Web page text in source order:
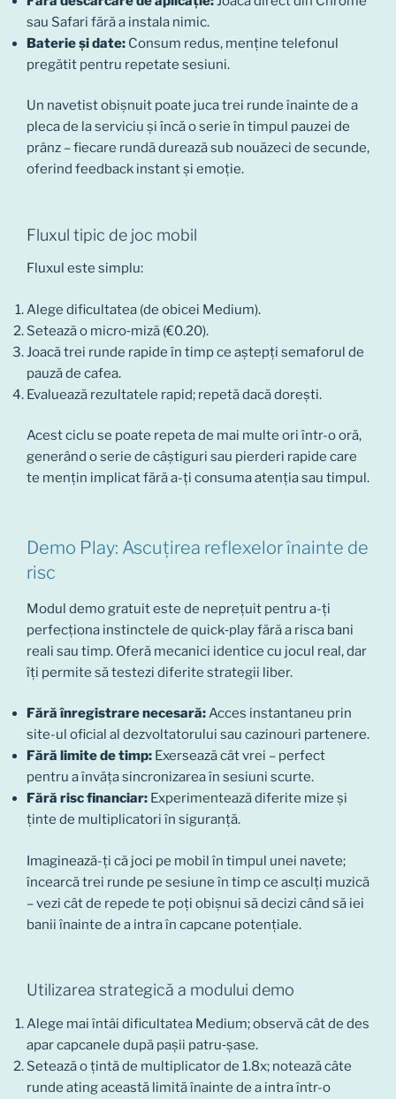
sau Safari fără a instala nimic.
Baterie și date: Consum redus, menține telefonul
pregătit pentru repetate sesiuni.
Un navetist obișnuit poate juca trei runde înainte de a
pleca de la serviciu și încă o serie în timpul pauzei de
prânz – fiecare rundă durează sub nouăzeci de secunde,
oferind feedback instant și emoție.
Fluxul tipic de joc mobil
Fluxul este simplu:
Alege dificultatea (de obicei Medium).
Setează o micro‑miză (€0.20).
Joacă trei runde rapide în timp ce aștepți semaforul de
pauză de cafea.
Evaluează rezultatele rapid; repetă dacă dorești.
Acest ciclu se poate repeta de mai multe ori într-o oră,
generând o serie de câștiguri sau pierderi rapide care
te mențin implicat fără a-ți consuma atenția sau timpul.
Demo Play: Ascuțirea reflexelor înainte de
risc
Modul demo gratuit este de neprețuit pentru a-ți
perfecționa instinctele de quick‑play fără a risca bani
reali sau timp. Oferă mecanici identice cu jocul real, dar
îți permite să testezi diferite strategii liber.
Fără înregistrare necesară:Acces instantaneu prin
site-ul oficial al dezvoltatorului sau cazinouri partenere.
Fără limite de timp: Exersează cât vrei – perfect
pentru a învăța sincronizarea în sesiuni scurte.
Fără risc financiar: Experimentează diferite mize și
ținte de multiplicatori în siguranță.
Imaginează-ți că joci pe mobil în timpul unei navete;
încearcă trei runde pe sesiune în timp ce asculți muzică
– vezi cât de repede te poți obișnui să decizi când să iei
banii înainte de a intra în capcane potențiale.
Utilizarea strategică a modului demo
Alege mai întâi dificultatea Medium; observă cât de des
apar capcanele după pașii patru‑șase.
Setează o țintă de multiplicator de 1.8x; notează câte
runde ating această limită înainte de a intra într-o